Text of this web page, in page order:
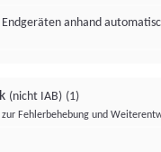
anhand
(nicht IAB) (1)
Fehlerbehebung und